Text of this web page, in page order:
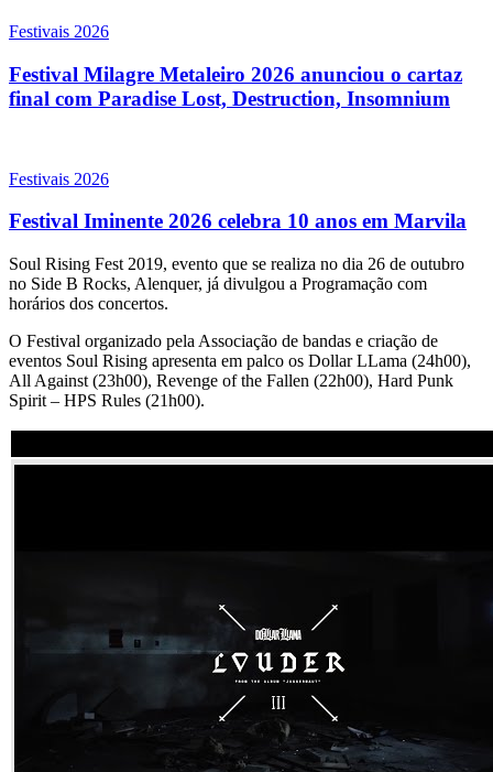
Festivais 2026
Festival Milagre Metaleiro 2026 anunciou o cartaz
final com Paradise Lost, Destruction, Insomnium
Festivais 2026
Festival Iminente 2026 celebra 10 anos em Marvila
Soul Rising Fest 2019, evento que se realiza no dia 26 de outubro
no Side B Rocks, Alenquer, já divulgou a Programação com
horários dos concertos.
O Festival organizado pela Associação de bandas e criação de
eventos Soul Rising apresenta em palco os Dollar LLama (24h00),
All Against (23h00), Revenge of the Fallen (22h00), Hard Punk
Spirit – HPS Rules (21h00).